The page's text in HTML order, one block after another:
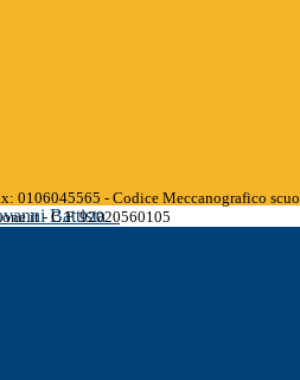
Battista
0106045565 - Codice Meccanografico
- C.F. 92020560105